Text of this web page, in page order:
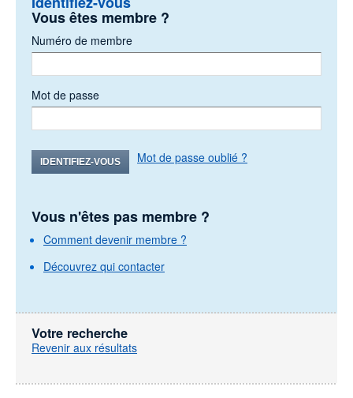
Vous êtes membre ?
Numéro de membre
Mot de passe
IDENTIFIEZ-VOUS Mot de passe oublié ?
Vous n'êtes pas membre ?
Comment devenir membre ?
Découvrez qui contacter
Votre recherche
Revenir aux résultats